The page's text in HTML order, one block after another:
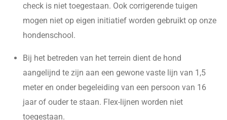
check is niet toegestaan. Ook corrigerende tuigen
mogen niet op eigen initiatief worden gebruikt op onze
hondenschool.
Bij het betreden van het terrein dient de hond
aangelijnd te zijn aan een gewone vaste lijn van 1,5
meter en onder begeleiding van een persoon van 16
jaar of ouder te staan. Flex-lijnen worden niet
toegestaan.